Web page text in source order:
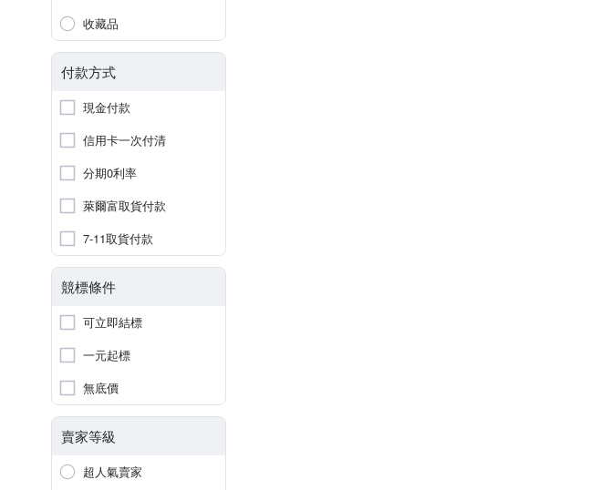
收藏品
付款方式
現金付款
信用卡一次付清
分期0利率
萊爾富取貨付款
7-11取貨付款
競標條件
可立即結標
一元起標
無底價
賣家等級
超人氣賣家